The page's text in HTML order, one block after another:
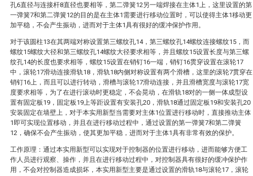
孔6直径与连接杆8直径也要相等，第二弹簧12另一端焊接在主体1上，这里设置的第
一弹簧7和第二弹簧12的目的是在主体1需要进行移动位置时，可以使得主体1移动更
加平稳，不会产生振动，进而对于主体1具有很好的缓冲保护作用。
对于该圆柱13在其两端对称设置第三螺纹孔14，第三螺纹孔14螺纹连接螺纹15，而
螺纹15螺纹大径和第三螺纹孔14螺纹大径要求相等，并且螺纹15设置长度与第三螺
纹孔14的长度也要求相等，螺纹15设置在销钉16一端，销钉16贯穿设置在滚轮17
中，滚轮17滑动连接滑轨18，滑轨18内侧对称设置有两个滑槽，这里的滚轮7贯穿在
销钉16上，而且可以进行转动，滑槽与滚轮17滑动连接，并且滑槽宽度与滚轮17宽
度要求相等，为了在进行滚动时更稳定，不会晃动，在滑轨18对的一侧一体成型设
置有固定板19，固定板19上等距设置有安装孔20，滑轨18通过固定板19和安装孔20
安装固定在墙壁上，对于本实用新型当需要对主体1位置进行移动时，直接推动主体
1即可实现位置移动，并且在进行移动过程中，通过设置的第一弹簧7和第二弹簧
12，确保不会产生振动，使其更加平稳，进而对于主体1具有非常有效的保护。
工作原理：通过本实用新型可以实现对于控制器的位置进行移动，进而能够方便工
作人员进行观察、操作，并且在进行移动过程中，对控制器具有很好的缓冲保护作
用，不会对控制器造成损坏，本实用新型主要是通过设置的滑轨18与滚轮17，滚轮